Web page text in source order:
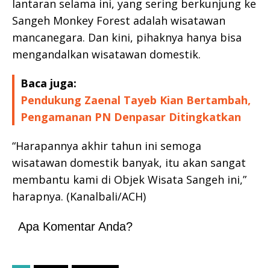
lantaran selama ini, yang sering berkunjung ke
Sangeh Monkey Forest adalah wisatawan
mancanegara. Dan kini, pihaknya hanya bisa
mengandalkan wisatawan domestik.
Baca juga:
Pendukung Zaenal Tayeb Kian Bertambah,
Pengamanan PN Denpasar Ditingkatkan
“Harapannya akhir tahun ini semoga
wisatawan domestik banyak, itu akan sangat
membantu kami di Objek Wisata Sangeh ini,”
harapnya. (Kanalbali/ACH)
Apa Komentar Anda?